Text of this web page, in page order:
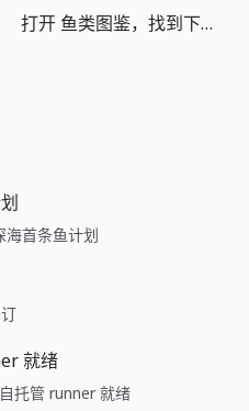
打开 鱼类图鉴，找到下一条目标鱼
首条鱼计划
就绪
托管 runner 就绪